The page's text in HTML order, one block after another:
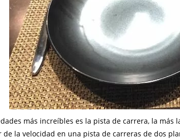
más increíbles es la pista de carrera, la
de la velocidad en una pista de carreras de dos